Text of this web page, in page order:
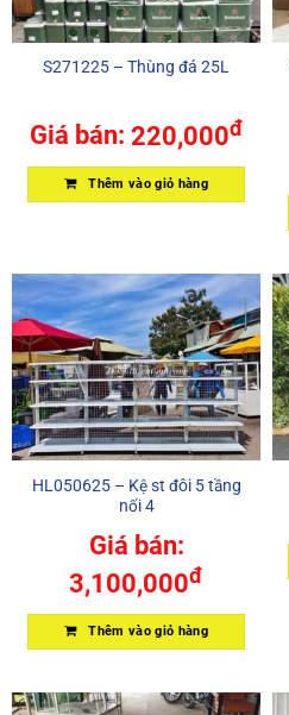
S271225 – Thùng đá 25L
Giá bán: 220,000đ
Thêm vào giỏ hàng
HL050625 – Kệ st đôi 5 tầng
nối 4
Giá bán:
3,100,000đ
Thêm vào giỏ hàng